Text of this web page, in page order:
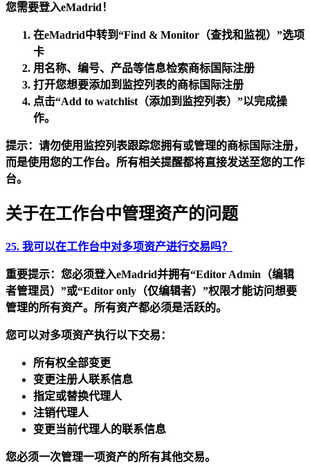
您需要登入eMadrid！
在eMadrid中转到 “Find & Monitor（查找和监视）”选项
卡
用名称、编号、产品等信息检索商标国际注册
打开您想要添加到监控列表的商标国际注册
点击“Add to watchlist（添加到监控列表）”以完成操
作。
提示： 请勿使用监控列表跟踪您拥有或管理的商标国际注册，
而是使用您的工作台。所有相关提醒都将直接发送至您的工作
台。
关于在工作台中管理资产的问题
25. 我可以在工作台中对多项资产进行交易吗？
重要提示： 您必须登入eMadrid并拥有“Editor Admin（编辑
者管理员）”或“Editor only（仅编辑者）”权限才能访问想要
管理的所有资产。所有资产都必须是活跃的。
您可以对多项资产执行以下交易：
所有权全部变更
变更注册人联系信息
指定或替换代理人
注销代理人
变更当前代理人的联系信息
您必须一次管理一项资产的所有其他交易。